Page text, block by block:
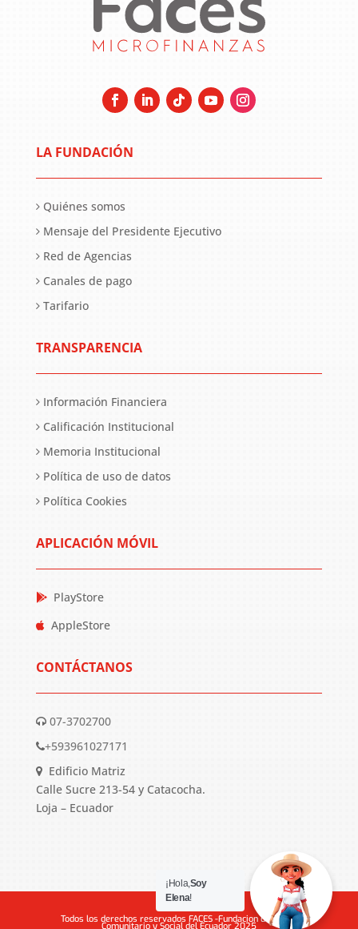
LA FUNDACIÓN
Quiénes somos
Mensaje del Presidente Ejecutivo
Red de Agencias
Canales de pago
Tarifario
TRANSPARENCIA
Información Financiera
Calificación Institucional
Memoria Institucional
Política de uso de datos
Política Cookies
APLICACIÓN MÓVIL
PlayStore
AppleStore
CONTÁCTANOS
07-3702700
+593961027171
Edificio Matriz
Calle Sucre 213-54 y Catacocha.
Loja – Ecuador
Todos los derechos reservados FACES -Fundacion de Apoyo
Comunitario y Social del Ecuador 2025
¡Hola,Soy
Elena!